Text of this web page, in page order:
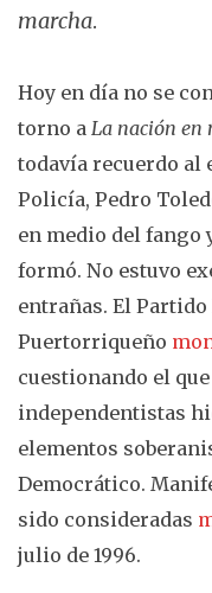
marcha.
Hoy en día no se
torno a La nación en
todavía recuerdo al
Policía, Pedro
en medio del fango
formó. No estuvo
entrañas. El
Puertorriqueño
cuestionando el
independentistas
elementos
Democrático.
sido consideradas
julio de 1996.